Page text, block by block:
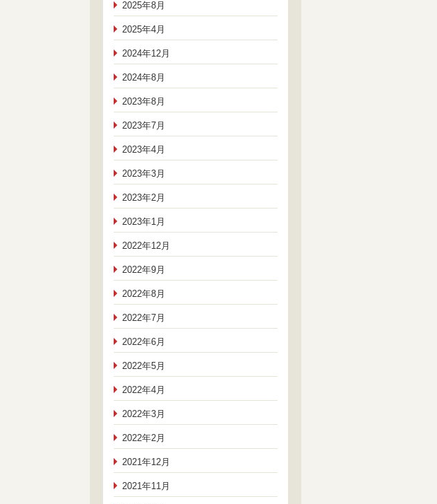
2025年8月
2025年4月
2024年12月
2024年8月
2023年8月
2023年7月
2023年4月
2023年3月
2023年2月
2023年1月
2022年12月
2022年9月
2022年8月
2022年7月
2022年6月
2022年5月
2022年4月
2022年3月
2022年2月
2021年12月
2021年11月